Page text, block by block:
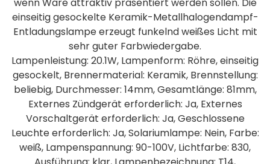
wenn Ware attraktiv präsentiert werden sollen. Die
einseitig gesockelte Keramik-Metallhalogendampf-
Entladungslampe erzeugt funkelnd weißes Licht mit
sehr guter Farbwiedergabe.
Lampenleistung: 20.1W, Lampenform: Röhre, einseitig
gesockelt, Brennermaterial: Keramik, Brennstellung:
beliebig, Durchmesser: 14mm, Gesamtlänge: 81mm,
Externes Zündgerät erforderlich: Ja, Externes
Vorschaltgerät erforderlich: Ja, Geschlossene
Leuchte erforderlich: Ja, Solariumlampe: Nein, Farbe:
weiß, Lampenspannung: 90-100V, Lichtfarbe: 830,